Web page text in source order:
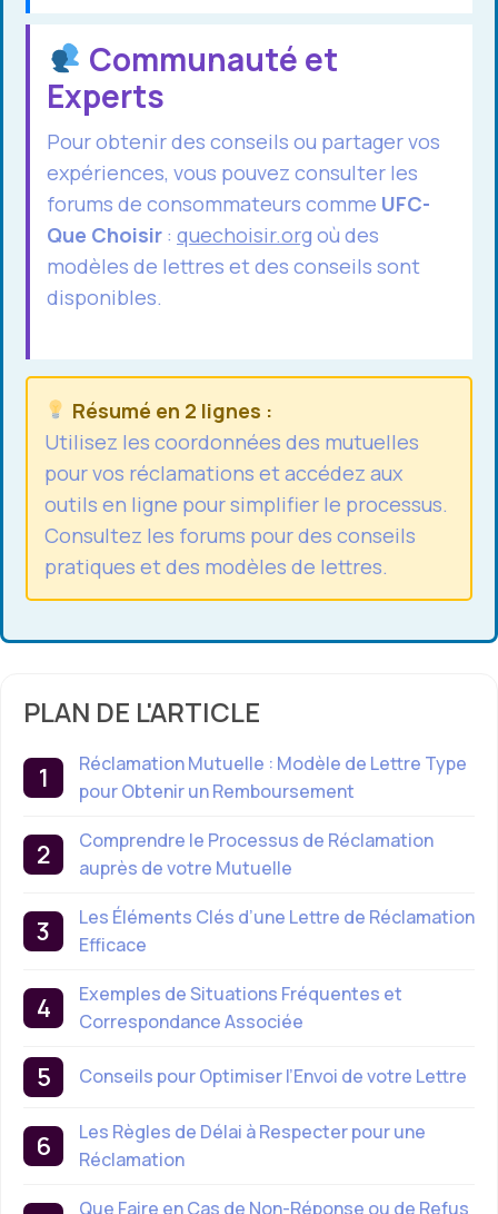
Communauté et
Experts
Pour obtenir des conseils ou partager vos
expériences, vous pouvez consulter les
forums de consommateurs comme UFC-
Que Choisir : quechoisir.orgoù des
modèles de lettres et des conseils sont
disponibles.
Résumé en 2 lignes :
Utilisez les coordonnées des mutuelles
pour vos réclamations et accédez aux
outils en ligne pour simplifier le processus.
Consultez les forums pour des conseils
pratiques et des modèles de lettres.
PLAN DE L'ARTICLE
Réclamation Mutuelle : Modèle de Lettre Type
pour Obtenir un Remboursement
Comprendre le Processus de Réclamation
auprès de votre Mutuelle
Les Éléments Clés d’une Lettre de Réclamation
Efficace
Exemples de Situations Fréquentes et
Correspondance Associée
Conseils pour Optimiser l’Envoi de votre Lettre
Les Règles de Délai à Respecter pour une
Réclamation
Que Faire en Cas de Non-Réponse ou de Refus